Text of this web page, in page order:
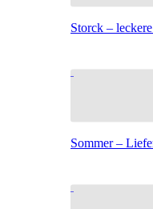
Storck –
Sommer –